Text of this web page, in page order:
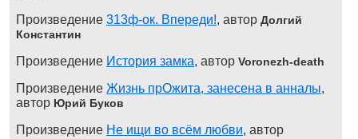
Произведение 313ф-ок. Впереди!, автор Долгий
Константин
Произведение История замка, автор Voronezh-death
Произведение Жизнь прОжита, занесена в анналы,
автор Юрий Буков
Произведение Не ищи во всём любви, автор